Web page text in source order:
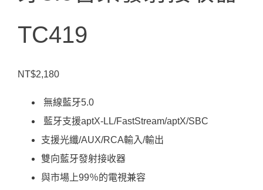
TC419
NT$2,180
無線藍牙5.0
藍牙支援aptX-LL/FastStream/aptX/SBC
支援光纖/AUX/RCA輸入/輸出
雙向藍牙發射接收器
與市場上99％的電視兼容